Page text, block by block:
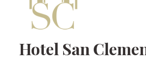
Hotel San